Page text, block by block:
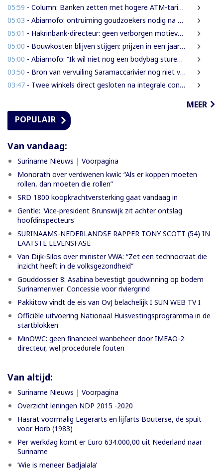
05:59 - Column: Banken zetten met hogere ATM-tarieven digitale economie op achterstand
05:03 - Abiamofo: ontruiming goudzoekers nodig na dodelijke risico’s in Moeroekreek en 21 Bergi
05:01 - Hakrinbank-directeur: geen verborgen motieven bij verkoop DSB-belang
05:00 - Bouwkosten blijven stijgen: prijzen in een jaar tijd gemiddeld 7,3% hoger
05:00 - Abiamofo: “Ik wil niet nog een bodybag sturen naar dat gebied”
03:50 - Bron van vervuiling Saramaccarivier nog niet vastgesteld, onderzoek in afrondende fase
03:47 - Twee winkels direct gesloten na integrale controle in Houttuin
MEER
POPULAIR
Van vandaag:
Suriname Nieuws | Voorpagina
Monorath over verdwenen kwik: “Als er koppen moeten
rollen, dan moeten die rollen”
SRD 1800 koopkrachtversterking gaat vandaag in
Gentle: 'Vice-president Brunswijk zit achter ontslag
hoofdinspecteurs'
SURINAAMS-NEDERLANDSE RAPPER TONY SCOTT (54) IN
LAATSTE LEVENSFASE
Van Dijk-Silos over minister VWA: “Zet een technocraat die
inzicht heeft in de volksgezondheid”
Gouddossier 8: Asabina bevestigt goudwinning op bodem
Surinamerivier: Concessie voor riviergrind
Pakkitow vindt de eis van OvJ belachelijk I SUN WEB TV I
Officiële uitvoering Nationaal Huisvestingsprogramma in de
startblokken
MinOWC: geen financieel wanbeheer door IMEAO-2-
directeur, wel procedurele fouten
Van altijd:
Suriname Nieuws | Voorpagina
Overzicht leningen NDP 2015 -2020
Hasrat voormalig Legerarts en lijfarts Bouterse, de spuit
voor Horb (1983)
Per werkdag komt er Euro 634.000,00 uit Nederland naar
Suriname
‘Wie is meneer Badjalala’